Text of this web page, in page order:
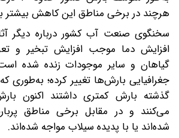
هرچند در برخی مناطق این کاهش بیشتر
سخنگوی صنعت آب کشور درباره دیگر
افزایش دما موجب افزایش تبخیر و
گیاهان و سایر موجودات زنده شده
جغرافیایی بارش‌ها تغییر کرده؛ به‌طوری
گذشته بارش کمتری داشتند اکنون
می‌کنند و در مقابل برخی مناطق
شده‌اند یا با پدیده سیلاب مواجه شده‌اند.